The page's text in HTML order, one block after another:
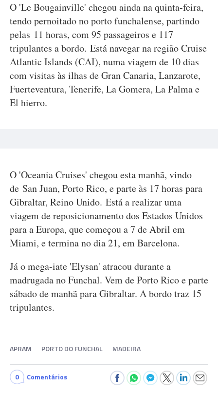
O 'Le Bougainville' chegou ainda na quinta-feira,
tendo pernoitado no porto funchalense, partindo
pelas 11 horas, com 95 passageiros e 117
tripulantes a bordo. Está navegar na região Cruise
Atlantic Islands (CAI), numa viagem de 10 dias
com visitas às ilhas de Gran Canaria, Lanzarote,
Fuerteventura, Tenerife, La Gomera, La Palma e
El hierro.
O 'Oceania Cruises' chegou esta manhã, vindo
de San Juan, Porto Rico, e parte às 17 horas para
Gibraltar, Reino Unido. Está a realizar uma
viagem de reposicionamento dos Estados Unidos
para a Europa, que começou a 7 de Abril em
Miami, e termina no dia 21, em Barcelona.
Já o mega-iate 'Elysan' atracou durante a
madrugada no Funchal. Vem de Porto Rico e parte
sábado de manhã para Gibraltar. A bordo traz 15
tripulantes.
APRAM PORTO DO FUNCHAL MADEIRA
0 Comentários